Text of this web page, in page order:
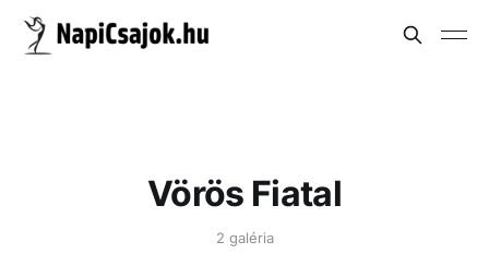
Vörös Fiatal
2 galéria